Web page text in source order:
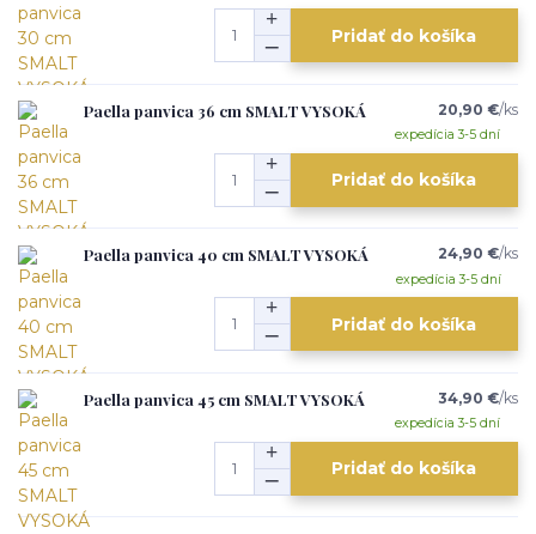
Pridať do košíka
Paella panvica 36 cm SMALT VYSOKÁ 20,90 €/ks
expedícia 3-5 dní
Pridať do košíka
Paella panvica 40 cm SMALT VYSOKÁ 24,90 €/ks
expedícia 3-5 dní
Pridať do košíka
Paella panvica 45 cm SMALT VYSOKÁ 34,90 €/ks
expedícia 3-5 dní
Pridať do košíka